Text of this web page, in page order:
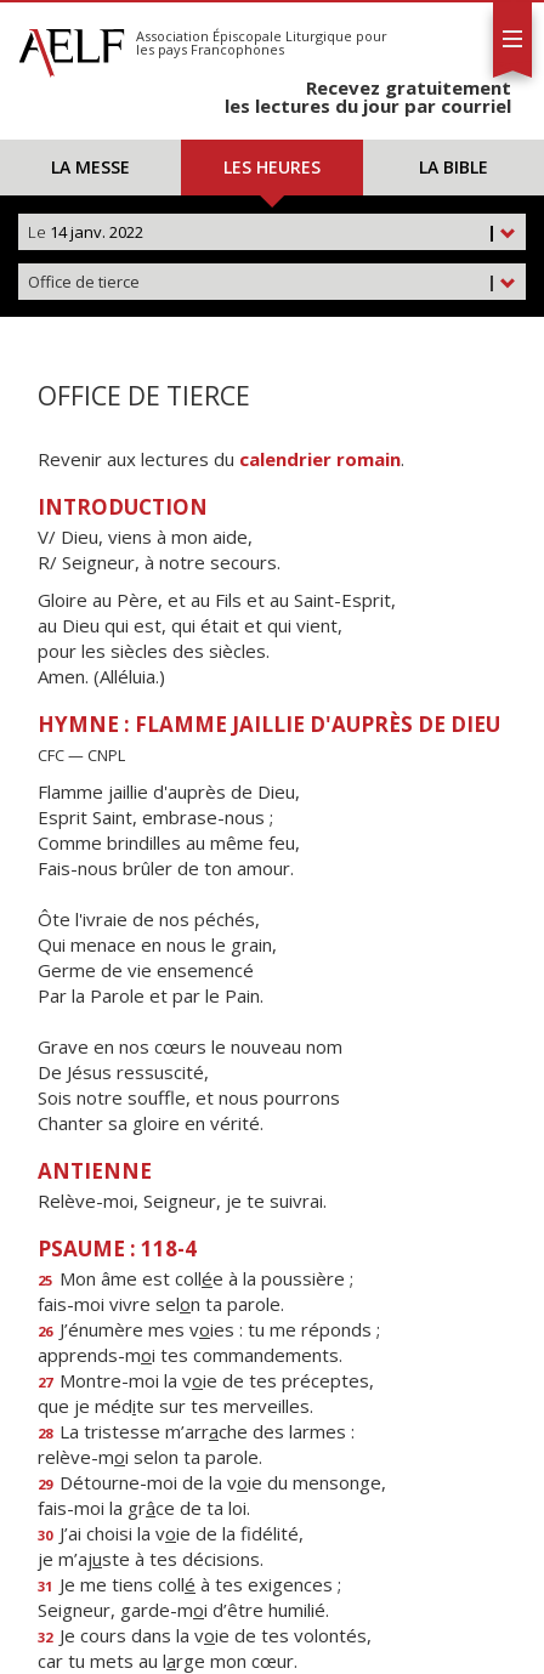
S'abonner
Calendrier
Association Épiscopale Liturgique pour
les pays Francophones
Recevez gratuitement
les lectures du jour par courriel
LA MESSE LES HEURES LA BIBLE
|
Le 14 janv. 2022
|
Office de tierce
OFFICE DE TIERCE
Revenir aux lectures du calendrier romain.
INTRODUCTION
V/ Dieu, viens à mon aide,
R/ Seigneur, à notre secours.
Gloire au Père, et au Fils et au Saint-Esprit,
au Dieu qui est, qui était et qui vient,
pour les siècles des siècles.
Amen. (Alléluia.)
HYMNE : FLAMME JAILLIE D'AUPRÈS DE DIEU
CFC — CNPL
Flamme jaillie d'auprès de Dieu,
Esprit Saint, embrase-nous ;
Comme brindilles au même feu,
Fais-nous brûler de ton amour.
Ôte l'ivraie de nos péchés,
Qui menace en nous le grain,
Germe de vie ensemencé
Par la Parole et par le Pain.
Grave en nos cœurs le nouveau nom
De Jésus ressuscité,
Sois notre souffle, et nous pourrons
Chanter sa gloire en vérité.
ANTIENNE
Relève-moi, Seigneur, je te suivrai.
PSAUME : 118-4
25 Mon âme est collée à la poussière ;
fais-moi vivre selon ta parole.
26 J’énumère mes voies : tu me réponds ;
apprends-moi tes commandements.
27 Montre-moi la voie de tes préceptes,
que je médite sur tes merveilles.
28 La tristesse m’arrache des larmes :
relève-moi selon ta parole.
29 Détourne-moi de la voie du mensonge,
fais-moi la grâce de ta loi.
30 J’ai choisi la voie de la fidélité,
je m’ajuste à tes décisions.
31 Je me tiens collé à tes exigences ;
Seigneur, garde-moi d’être humilié.
32 Je cours dans la voie de tes volontés,
car tu mets au large mon cœur.